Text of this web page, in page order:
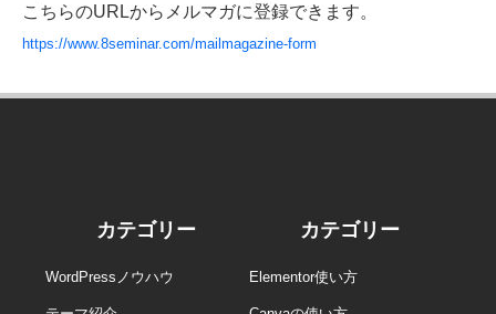
こちらのURLからメルマガに登録できます。
https://www.8seminar.com/mailmagazine-form
カテゴリー
WordPressノウハウ
カテゴリー
Elementor使い方